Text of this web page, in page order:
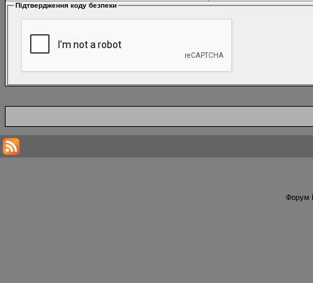
Підтвердження коду безпеки
Форум